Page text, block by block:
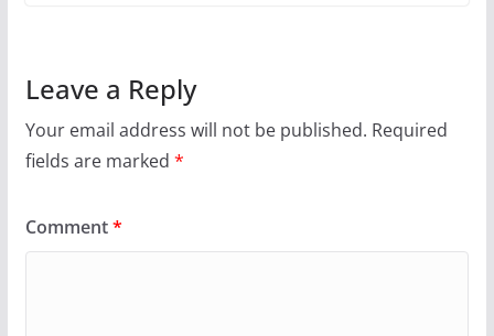
Leave a Reply
Your email address will not be published. Required
fields are marked *
Comment*